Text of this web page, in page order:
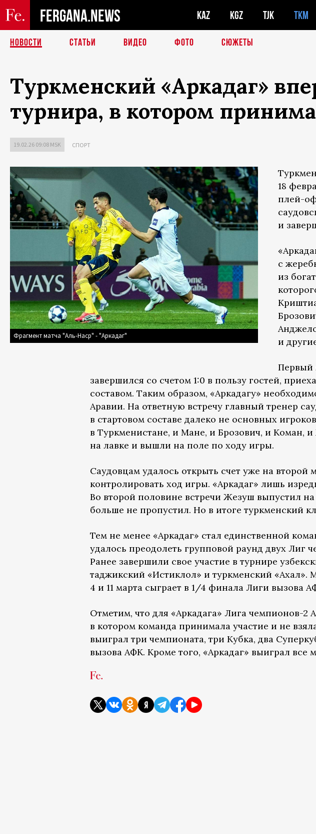
FERGANA.NEWS KAZ KGZ TJK TKM
НОВОСТИ СТАТЬИ ВИДЕО ФОТО СЮЖЕТЫ
Туркменский «Аркадаг»
турнира, в котором
19.02.26 09:08 MSK СПОРТ
Фрагмент матча "Аль-Наср" - "Аркадаг"
18
плей-
и
с
из
и
Первый
завершился со счетом 1:0 в пользу гостей,
составом. Таким образом, «Аркадагу»
Аравии. На ответную встречу главный тренер
в стартовом составе далеко не основных
в Туркменистане, и Мане, и Брозович, и Коман,
на лавке и вышли на поле по ходу игры.
Саудовцам удалось открыть счет уже на
контролировать ход игры. «Аркадаг» лишь
Во второй половине встречи Жезуш выпустил на
больше не пропустил. Но в итоге туркменский
Тем не менее «Аркадаг» стал единственной
удалось преодолеть групповой раунд двух Лиг
Ранее завершили свое участие в турнире
таджикский «Истиклол» и туркменский
4 и 11 марта сыграет в 1/4 финала Лиги вызова
Отметим, что для «Аркадага» Лига чемпионов-2
в котором команда принимала участие и не
выиграл три чемпионата, три Кубка, два
вызова АФК. Кроме того, «Аркадаг» выиграл все